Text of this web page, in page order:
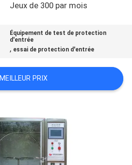
Jeux de 300 par mois
Équipement de test de protection
d'entrée
, essai de protection d'entrée
MEILLEUR PRIX